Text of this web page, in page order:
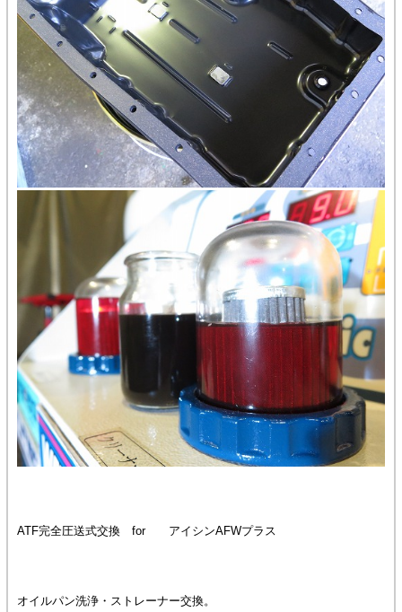
ATF完全圧送式交換 for アイシンAFWプラス
オイルパン洗浄・ストレーナー交換。